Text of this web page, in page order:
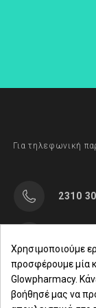
Για τηλεφωνική
2310
Δευ. -
Σάββατο: 09:00-
Χρησιμοποιούμε
προσφέρουμε μία
Glowpharmacy.
βοήθησέ μας να